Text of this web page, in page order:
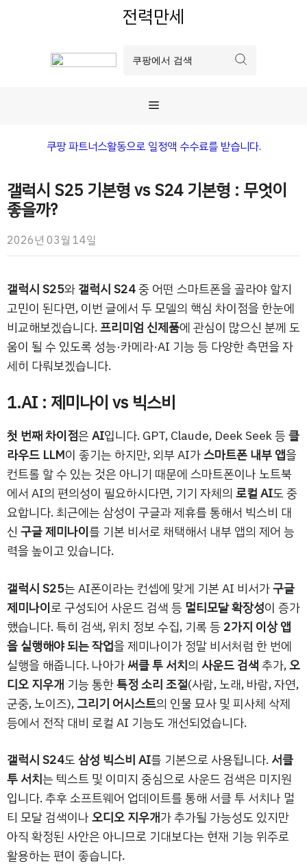
전력만세
메
뉴
쿠팡 파트너스활동으로 일정액 수수료를 받습니다.
갤럭시 S25 기본형 vs S24 기본형 : 무엇이
좋을까?
2026년 03월 14일
갤럭시 S25와갤럭시 S24중 어떤 스마트폰을 골라야 할지
고민이 된다면, 이번 글에서 두 모델의 핵심 차이점을 한눈에
비교해보겠습니다.프리미엄 신제품에 관심이 많으신 분께 도
움이 될 수 있도록 성능·카메라·AI 기능 등 다양한 측면을 자
세히 다뤄보겠습니다.
1.AI : 제미나이 vs 빅스비
첫 번째 차이점은AI입니다. GPT, Claude, Deek Seek 등클
라우드 LLM이 좋기는 하지만, 외부 AI가스마트폰 내부 앱을
컨트롤 할 수 있는 것은 아니기 때문에 스마트폰이나 노트북
에서 AI의 편의성이 필요하시다면, 기기 자체의 로컬 AI도 중
요합니다. 최근에는 삼성이 구글과 제휴를 통해서 빅스비 대
신 구글 제미나이를 기본 비서로 채택해서 내부 앱의 제어 능
력을 높이고 있습니다.
갤럭시 S25는 AI폰이라는 컨셉에 맞게 기본 AI 비서가구글
제미나이로 구성되어 사운드 검색 등 멀티모달 확장성이 증가
했습니다. 특히 검색, 위치 정보 수집, 기록 등 2가지 이상 앱
을 실행해야 되는 작업을 제미나이가 정말 비서처럼 한 번에
실행을 해줍니다. 나아가써클 투 서치의 사운드 검색추가,오
디오 지우개 기능 통한특정 소리 조절(사람, 노래, 바람, 자연,
군중, 노이즈),그리기 어시스트의 인물 묘사 및 피사체 삭제
등에서 전작 대비 로컬 AI 기능도 개선되었습니다.
갤럭시 S24도삼성 빅스비 AI를 기본으로 사용됩니다. 서클
투 서치는 텍스트 및 이미지 중심으로 사운드 검색은 미지원
입니다. 추후 소프트웨어 업데이트를 통해 서클 투 서치나 멀
티 모달 검색이나오디오 지우개가 추가될 가능성도 있지만
아직 확정된 사안은 아니므로 기대보다는 현재 기능 위주로
활용하는 편이 좋습니다.